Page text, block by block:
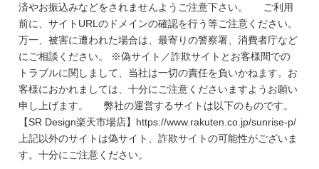
済やお振込みなどをされませんようご注意下さい。 ご利用
前に、サイトURLのドメインの確認を行う等ご注意ください。
万一、被害に遭われた場合は、最寄りの警察署、消費者庁など
にご相談ください。 ※偽サイト／詐欺サイトとお客様間での
トラブルに関しまして、当社は一切の責任を負いかねます。お
客様におかれましては、十分にご注意くださいますようお願い
申し上げます。 弊社の運営するサイトは以下のものです。
【SR Design楽天市場店】https://www.rakuten.co.jp/sunrise-p/
上記以外のサイトは偽サイト、詐欺サイトの可能性がございま
す。十分にご注意ください。